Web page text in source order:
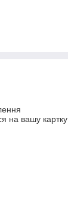
на вашу картку